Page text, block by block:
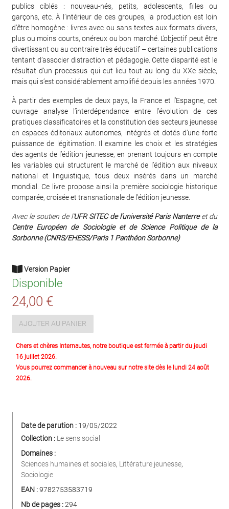
publics ciblés : nouveau-nés, petits, adolescents, filles ou
garçons, etc. À l’intérieur de ces groupes, la production est loin
d’être homogène : livres avec ou sans textes aux formats divers,
plus ou moins courts, onéreux ou bon marché. L’objectif peut être
divertissant ou au contraire très éducatif – certaines publications
tentant d’associer distraction et pédagogie. Cette disparité est le
résultat d’un processus qui eut lieu tout au long du XXe siècle,
mais qui s’est considérablement amplifié depuis les années 1970.
À partir des exemples de deux pays, la France et l’Espagne, cet
ouvrage analyse l’interdépendance entre l’évolution de ces
pratiques classificatoires et la constitution des secteurs jeunesse
en espaces éditoriaux autonomes, intégrés et dotés d’une forte
puissance de légitimation. Il examine les choix et les stratégies
des agents de l’édition jeunesse, en prenant toujours en compte
les variables qui structurent le marché de l’édition aux niveaux
national et linguistique, tous deux insérés dans un marché
mondial. Ce livre propose ainsi la première sociologie historique
comparée, croisée et transnationale de l’édition jeunesse.
Avec le soutien de l’UFR SITEC de l'université Paris Nanterreet du
Centre Européen de Sociologie et de Science Politique de la
Sorbonne (CNRS/EHESS/Paris 1 Panthéon Sorbonne)
Version Papier
Disponible
24,00 €
AJOUTER AU PANIER
Chers et chères Internautes, notre boutique est fermée à partir du jeudi
16 juillet 2026.
Vous pourrez commander à nouveau sur notre site dès le lundi 24 août
2026.
Date de parution : 19/05/2022
Collection : Le sens social
Domaines :
Sciences humaines et sociales, Littérature jeunesse,
Sociologie
EAN :9782753583719
Nb de pages :294